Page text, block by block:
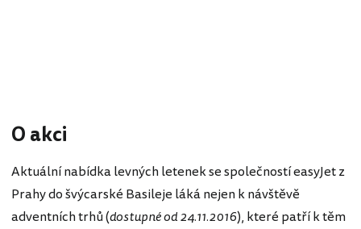
O akci
Aktuální nabídka levných letenek se společností easyJet z
Prahy do švýcarské Basileje láká nejen k návštěvě
adventních trhů (dostupné od 24.11.2016), které patří k těm